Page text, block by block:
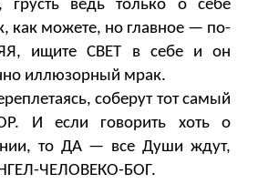
грусть ведь только о себе
как можете, но главное — по-
ищите СВЕТ в себе и он
иллюзорный мрак.
соберут тот самый
И если говорить хоть о
то ДА — все Души ждут,
ЧЕЛОВЕКО-БОГ.